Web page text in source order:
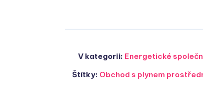
V kategorii: Energetické
Štítky: Obchod s plynem